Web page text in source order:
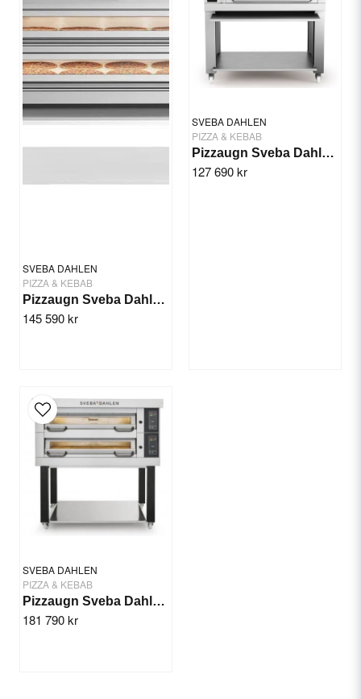
SVEBA DAHLEN
PIZZA & KEBAB
Pizzaugn Sveba Dahlen P802 - 2 däck
145 590 kr
SVEBA DAHLEN
PIZZA & KEBAB
Pizzaugn Sveba Dahlen P602-2 däck
127 690 kr
SVEBA DAHLEN
PIZZA & KEBAB
Pizzaugn Sveba Dahlen DC-23P, 2-däck
181 790 kr
Yes, you can publish my question.
Send question